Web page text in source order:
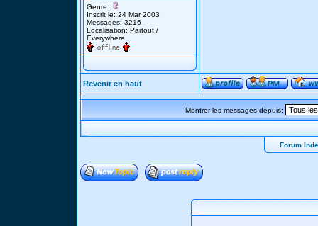
Genre:
Inscrit le: 24 Mar 2003
Messages: 3216
Localisation: Partout /
Everywhere
Revenir en haut
Montrer les messages depuis:
Forum